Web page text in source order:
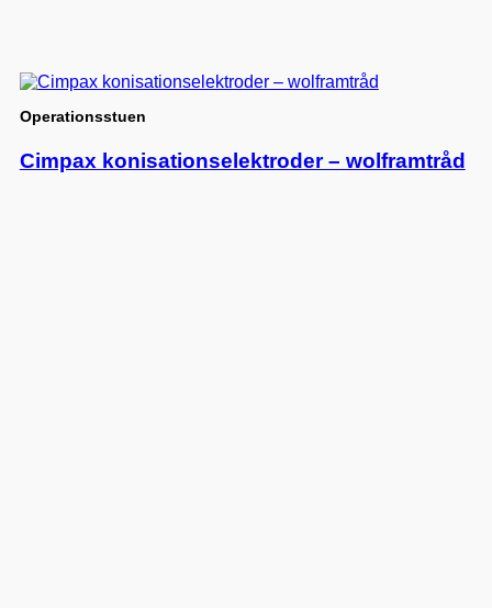
Operationsstuen
Cimpax konisationselektroder – wolframtråd